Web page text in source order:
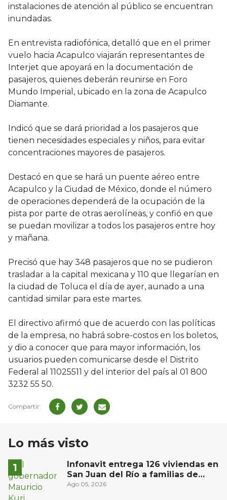
instalaciones de atención al público se encuentran
inundadas.
En entrevista radiofónica, detalló que en el primer
vuelo hacia Acapulco viajarán representantes de
Interjet que apoyará en la documentación de
pasajeros, quienes deberán reunirse en Foro
Mundo Imperial, ubicado en la zona de Acapulco
Diamante.
Indicó que se dará prioridad a los pasajeros que
tienen necesidades especiales y niños, para evitar
concentraciones mayores de pasajeros.
Destacó en que se hará un puente aéreo entre
Acapulco y la Ciudad de México, donde el número
de operaciones dependerá de la ocupación de la
pista por parte de otras aerolíneas, y confió en que
se puedan movilizar a todos los pasajeros entre hoy
y mañana.
Precisó que hay 348 pasajeros que no se pudieron
trasladar a la capital mexicana y 110 que llegarían en
la ciudad de Toluca el día de ayer, aunado a una
cantidad similar para este martes.
El directivo afirmó que de acuerdo con las políticas
de la empresa, no habrá sobre-costos en los boletos,
y dio a conocer que para mayor información, los
usuarios pueden comunicarse desde el Distrito
Federal al 11025511 y del interior del país al 01 800
3232 55 50.
Lo más visto
Infonavit entrega 126 viviendas en
San Juan del Río a familias de
bajos ingresos
Ago 05, 2026